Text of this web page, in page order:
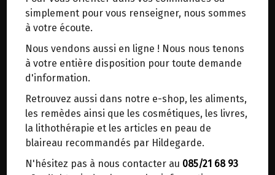
simplement pour vous renseigner, nous sommes
à votre écoute.
Nous vendons aussi en ligne ! Nous nous tenons
à votre entière disposition pour toute demande
d'information.
Retrouvez aussi dans notre e-shop, les aliments,
les remèdes ainsi que les cosmétiques, les livres,
la lithothérapie et les articles en peau de
blaireau recommandés par Hildegarde.
N'hésitez pas à nous contacter au 085/21 68 93
points d'enlèvement ou distributeurs BBox
Merci de signaler dans les commentaires, le
point d'enlèvement choisi.
Sinon, vous pouvez envoyer un mail avec le
point d'enlèvement désiré ou bien nous vous
recontacterons afin de déterminer ensemble le
lieu de livraison choisi.
Choisir ce lieu
des feuilles d'iris. Faites-le souvent et cela rendra
votre peau confortable et votre visage beau et
beau".
Un soin doux et un nettoyage doux laissent la
peau belle et souple. Le toner facial au lys est
également particulièrement adapté au soin et au
nettoyage des peaux irritées. La proportion
élevée de sève de lys - «rend la peau agréable et
belle et belle couleur sur le visage».
Après seulement quelques utilisations, d'autres